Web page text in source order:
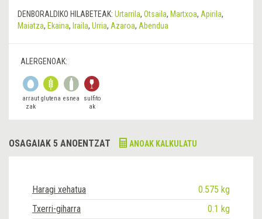
DENBORALDIKO HILABETEAK: Urtarrila, Otsaila, Martxoa, Apirila,
Maiatza, Ekaina, Iraila, Urria, Azaroa, Abendua
ALERGENOAK:
arraut
zak
glutena esnea
sulfito
ak
OSAGAIAK 5 ANOENTZAT ANOAK KALKULATU
Haragi xehatua
0.575 kg
Txerri-giharra
0.1 kg